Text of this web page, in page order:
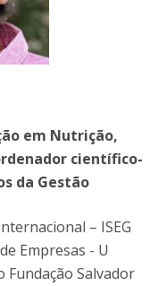
em Nutrição,
científico-
da Gestão
– ISEG
Empresas - U
Fundação Salvador